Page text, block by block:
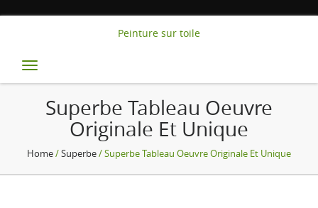
Peinture sur toile
Toggle
navigation
Superbe Tableau Oeuvre
Originale Et Unique
Home/Superbe/ Superbe Tableau Oeuvre Originale Et Unique